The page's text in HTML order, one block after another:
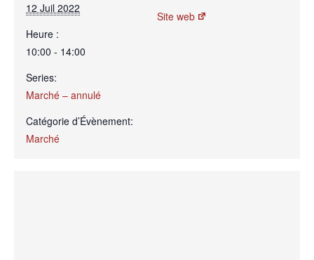
12 Juil 2022
Heure :
10:00 - 14:00
Series:
Marché – annulé
Catégorie d’Évènement:
Marché
Site web